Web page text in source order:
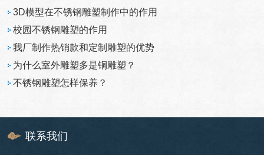
3D模型在不锈钢雕塑制作中的作用
校园不锈钢雕塑的作用
我厂制作热销款和定制雕塑的优势
为什么室外雕塑多是铜雕塑？
不锈钢雕塑怎样保养？
联系我们